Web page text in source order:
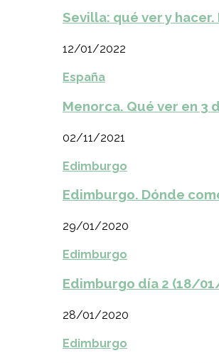
Sevilla: qué ver y
12/01/2022
España
Menorca. Qué ver en 3
02/11/2021
Edimburgo
Edimburgo. Dónde
29/01/2020
Edimburgo
Edimburgo día 2 (18/
28/01/2020
Edimburgo